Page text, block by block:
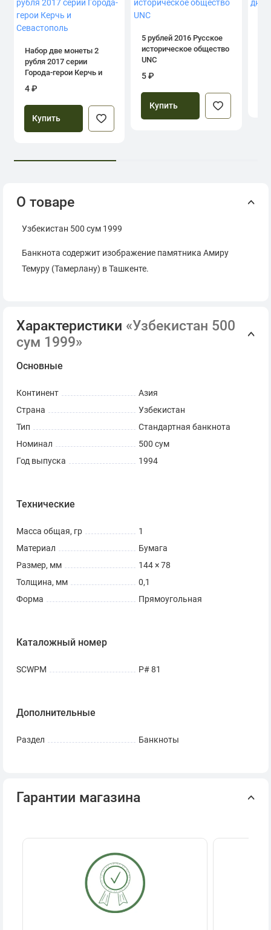
Набор две монеты 2
рубля 2017 серии
Города-герои Керчь и
4 ₽
Купить
5 рублей 2016 Русское
историческое общество
UNC
5 ₽
Купить
О товаре
Узбекистан 500 сум 1999
Банкнота содержит изображение памятника Амиру
Темуру (Тамерлану) в Ташкенте.
Характеристики «Узбекистан 500
сум 1999»
Основные
Континент
Азия
Страна
Узбекистан
Тип
Стандартная банкнота
Номинал
500 сум
Год выпуска
1994
Технические
Масса общая, гр
1
Материал
Бумага
Размер, мм
144 × 78
Толщина, мм
0,1
Форма
Прямоугольная
Каталожный номер
SCWPM Р# 81
Дополнительные
Раздел Банкноты
Гарантии магазина